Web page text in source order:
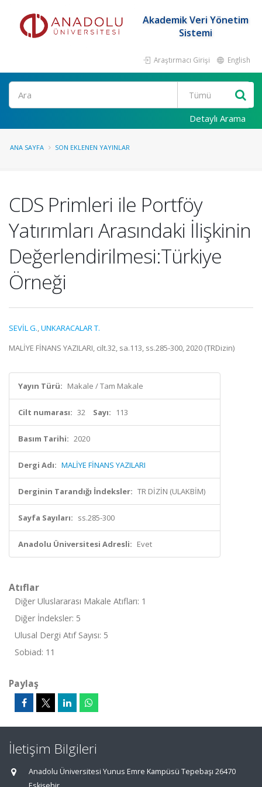
Akademik Veri Yönetim
Sistemi
Araştırmacı Girişi English
Ara
Detaylı Arama
ANA SAYFA SON EKLENEN YAYINLAR
CDS Primleri ile Portföy
Yatırımları Arasındaki İlişkinin
Değerlendirilmesi:Türkiye
Örneği
SEVİL G.,UNKARACALAR T.
MALİYE FİNANS YAZILARI, cilt.32, sa.113, ss.285-300, 2020 (TRDizin)
Yayın Türü: Makale / Tam Makale
Cilt numarası: 32 Sayı: 113
Basım Tarihi: 2020
Dergi Adı: MALİYE FİNANS YAZILARI
Derginin Tarandığı İndeksler: TR DİZİN (ULAKBİM)
Sayfa Sayıları: ss.285-300
Anadolu Üniversitesi Adresli: Evet
Atıflar
Diğer Uluslararası Makale Atıfları: 1
Diğer İndeksler: 5
Ulusal Dergi Atıf Sayısı: 5
Sobiad: 11
Paylaş
İletişim Bilgileri
Anadolu Üniversitesi Yunus Emre Kampüsü Tepebaşı 26470